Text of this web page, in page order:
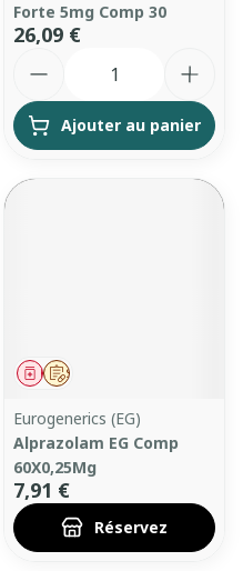
Forte 5mg Comp 30
26,09 €
Ajouter au panier
Sur prescription
Médicament
Eurogenerics (EG)
Alprazolam EG Comp
60X0,25Mg
7,91 €
Réservez